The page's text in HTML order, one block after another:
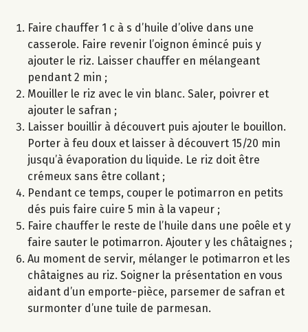
Faire chauffer 1 c à s d’huile d’olive dans une
casserole. Faire revenir l’oignon émincé puis y
ajouter le riz. Laisser chauffer en mélangeant
pendant 2 min ;
Mouiller le riz avec le vin blanc. Saler, poivrer et
ajouter le safran ;
Laisser bouillir à découvert puis ajouter le bouillon.
Porter à feu doux et laisser à découvert 15/20 min
jusqu’à évaporation du liquide. Le riz doit être
crémeux sans être collant ;
Pendant ce temps, couper le potimarron en petits
dés puis faire cuire 5 min à la vapeur ;
Faire chauffer le reste de l’huile dans une poêle et y
faire sauter le potimarron. Ajouter y les châtaignes ;
Au moment de servir, mélanger le potimarron et les
châtaignes au riz. Soigner la présentation en vous
aidant d’un emporte-pièce, parsemer de safran et
surmonter d’une tuile de parmesan.